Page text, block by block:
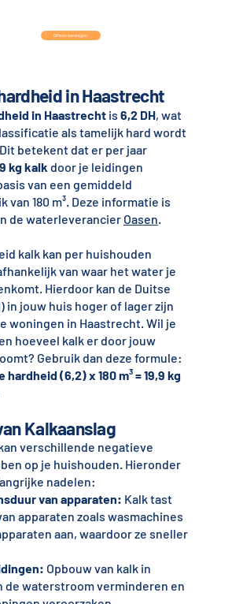
in Haastrecht
in Haastrechtis 6,2 DH, wat
als tamelijk hard wordt
betekent dat er per jaar
kg kalk door je leidingen
van een gemiddeld
van 180 m³. Deze informatie is
de waterleverancier Oasen.
kalk kan per huishouden
van waar het water je
Hierdoor kan de Duitse
in jouw huis hoger of lager zijn
woningen in Haastrecht. Wil je
hoeveel kalk er door jouw
Gebruik dan deze formule:
hardheid (6,2) x 180 m³ = 19,9 kg
Kalkaanslag
verschillende negatieve
op je huishouden. Hieronder
nadelen:
van apparaten: Kalk tast
apparaten zoals wasmachines
aan, waardoor ze sneller
Opbouw van kalk in
de waterstroom verminderen en
Offerte aanvragen